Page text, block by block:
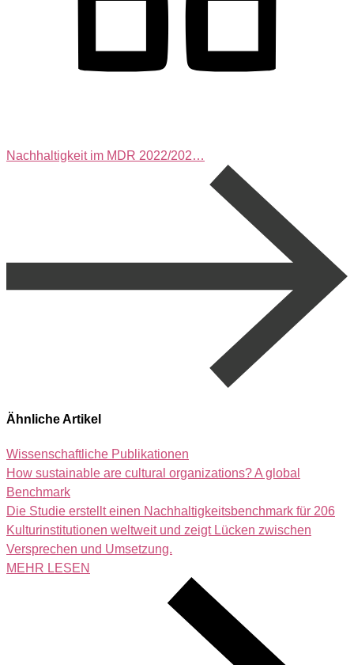
Nachhaltigkeit im MDR 2022/202…
Ähnliche Artikel
Wissenschaftliche Publikationen
How sustainable are cultural organizations? A global
Benchmark
Die Studie erstellt einen Nachhaltigkeitsbenchmark für 206
Kulturinstitutionen weltweit und zeigt Lücken zwischen
Versprechen und Umsetzung.
MEHR LESEN